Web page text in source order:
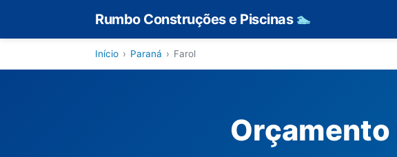
Rumbo Construções e Piscinas 🏊
Início › Paraná › Farol
Orçamento